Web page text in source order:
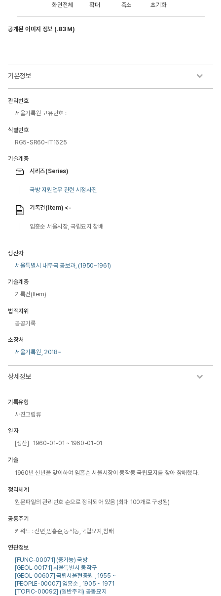
화면전체 확대 축소 초기화
공개된 이미지 정보 (.83 M)
기본정보
관리번호
서울기록원 고유번호 :
식별번호
RG5-SR60-IT1625
기술계층
시리즈(Series)
국방 지원업무 관련 시정사진
기록건(Item) <-
임흥순 서울시장, 국립묘지 참배
생산자
서울특별시 내무국 공보과, (1950~1961)
기술계층
기록건(Item)
법적지위
공공기록
소장처
서울기록원, 2018~
상세정보
기록유형
사진그림류
일자
[생산] 1960-01-01 ~ 1960-01-01
기술
1960년 신년을 맞이하여 임흥순 서울시장이 동작동 국립묘지를 찾아 참배했다.
정리체계
원문파일의 관리번호 순으로 정리되어 있음 (최대 100개로 구성됨)
공통주기
키워드 : 신년,임흥순,동작동,국립묘지,참배
연관정보
[FUNC-00071] (중기능) 국방
[GEOL-00171] 서울특별시 동작구
[GEOL-00607] 국립서울현충원 , 1955 ~
[PEOPLE-00007] 임흥순 , 1905 ~ 1971
[TOPIC-00092] (일반주제) 공동묘지